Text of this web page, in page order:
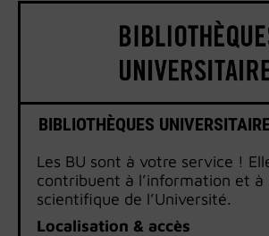
BIBLIOTHÈQUES
Les BU sont à votre service !
contribuent à l’information et à
scientifique de l’Université.
Localisation & accès